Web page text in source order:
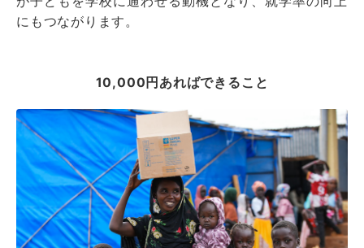
にもつながります。
10,000円あればできること